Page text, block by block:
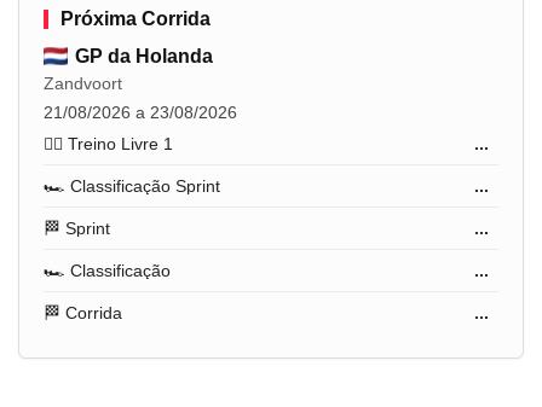
Próxima Corrida
GP da Holanda
Zandvoort
21/08/2026 a 23/08/2026
🏋️‍♂️ Treino Livre 1
...
🏎️ Classificação Sprint ...
🏁 Sprint ...
🏎️ Classificação ...
🏁 Corrida ...